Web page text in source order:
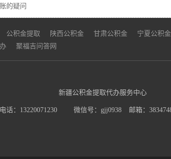
的疑问
公积金提取 陕西公积金 甘肃公积金 宁夏公积金
聚福吉问答网
新疆公积金提取代办服务中心
电话：13220071230 微信号：gjj0938 邮箱：